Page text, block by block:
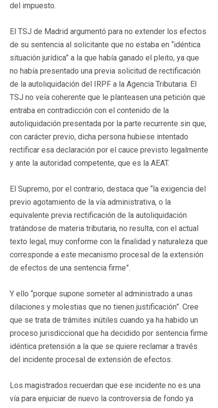
del impuesto.
El TSJ de Madrid argumentó para no extender los efectos
de su sentencia al solicitante que no estaba en “idéntica
situación jurídica” a la que había ganado el pleito, ya que
no había presentado una previa solicitud de rectificación
de la autoliquidación del IRPF a la Agencia Tributaria. El
TSJ no veía coherente que le planteasen una petición que
entraba en contradicción con el contenido de la
autoliquidación presentada por la parte recurrente sin que,
con carácter previo, dicha persona hubiese intentado
rectificar esa declaración por el cauce previsto legalmente
y ante la autoridad competente, que es la AEAT.
El Supremo, por el contrario, destaca que “la exigencia del
previo agotamiento de la vía administrativa, o la
equivalente previa rectificación de la autoliquidación
tratándose de materia tributaria, no resulta, con el actual
texto legal, muy conforme con la finalidad y naturaleza que
corresponde a este mecanismo procesal de la extensión
de efectos de una sentencia firme”.
Y ello “porque supone someter al administrado a unas
dilaciones y molestias que no tienen justificación”. Cree
que se trata de trámites inútiles cuando ya ha habido un
proceso jurisdiccional que ha decidido por sentencia firme
idéntica pretensión a la que se quiere reclamar a través
del incidente procesal de extensión de efectos.
Los magistrados recuerdan que ese incidente no es una
vía para enjuiciar de nuevo la controversia de fondo ya